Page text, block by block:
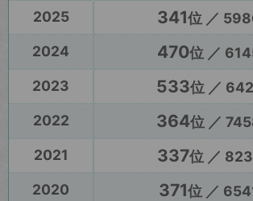
2025 341位 ／
2024
470位 ／
2023
533位 ／
2022
364位 ／
2021
337位 ／
2020
371位 ／